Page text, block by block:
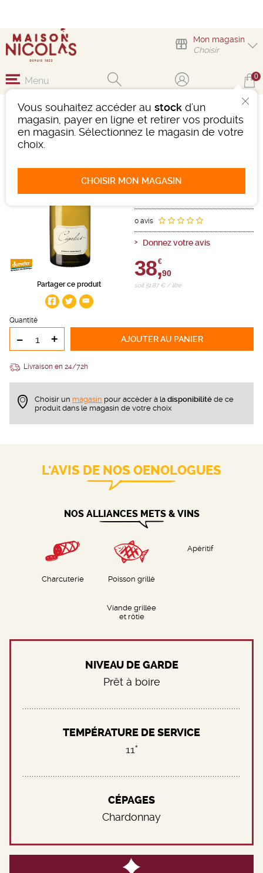
Mon magasin
Choisir
Vous souhaitez accéder au stock d'un
magasin, payer en ligne et retirer vos produits
en magasin. Sélectionnez le magasin de votre
choix.
CHOISIR MON MAGASIN
Menu 0
Partager ce produit
CIGALUS GÉRARD
BERTRAND
0 avis
Donnez votre avis
38,
€
90
soit 51,87 € / litre
Quantité
- + AJOUTERAU PANIER
Livraison en 24/72h
Choisir un magasin pour accèder à la disponibilité de ce
produit dans le magasin de votre choix
L'AVIS DE NOS OENOLOGUES
NOS ALLIANCES METS & VINS
Charcuterie Poisson grillé
Apéritif
Viande grillée
et rôtie
NIVEAU DE GARDE
Prêt à boire
TEMPÉRATURE DE SERVICE
11°
CÉPAGES
Chardonnay